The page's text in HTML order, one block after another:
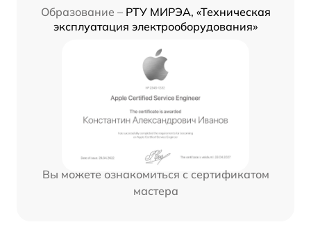
Образование – РТУ МИРЭА, «Техническая
эксплуатация электрооборудования»
Вы можете ознакомиться с сертификатом
мастера